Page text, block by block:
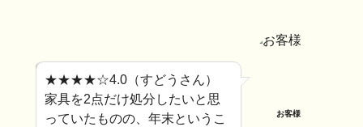
★★★★☆4.0（すどうさん）
家具を2点だけ処分したいと思
っていたものの、年末というこ
お客様